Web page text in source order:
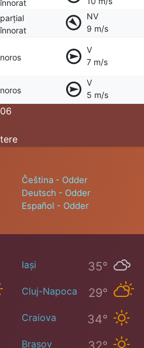
înnorat
parțial
înnorat
NV
9 m/s
noros
V
7 m/s
noros
V
5 m/s
Čeština - Odder
Deutsch - Odder
Español - Odder
Iași 35°
Cluj-Napoca 29°
Craiova 34°
Brașov